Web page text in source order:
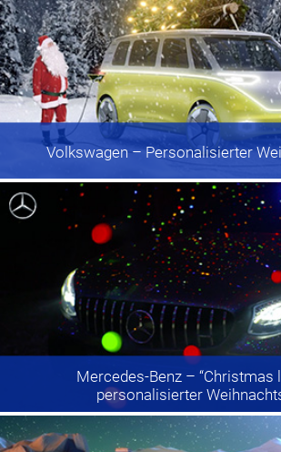
Volkswagen – Personalisierter
Mercedes-Benz– “Christmas
personalisierter